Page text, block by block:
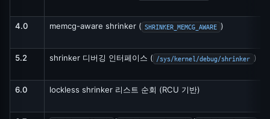
4.0
memcg-aware shrinker ( SHRINKER_MEMCG_AWARE )
5.2
shrinker 디버깅 인터페이스 ( /sys/kernel/debug/shrinker )
6.0
lockless shrinker 리스트 순회 (RCU 기반)